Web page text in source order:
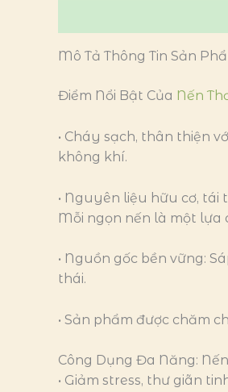
Mô Tả Thông Tin Sản
Điểm Nổi Bật Của Nến
• Cháy sạch, thân thiện
không khí.
• Nguyên liệu hữu cơ,
Mỗi ngọn nến là một lựa
• Nguồn gốc bền vững:
thái.
• Sản phẩm được chăm
Công Dụng Đa Năng:
• Giảm stress, thư giãn